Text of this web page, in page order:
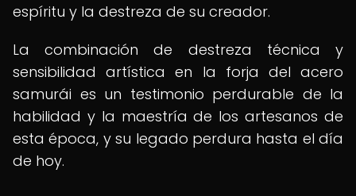
espíritu y la destreza de su creador.
La combinación de destreza técnica y
sensibilidad artística en la forja del acero
samurái es un testimonio perdurable de la
habilidad y la maestría de los artesanos de
esta época, y su legado perdura hasta el día
de hoy.